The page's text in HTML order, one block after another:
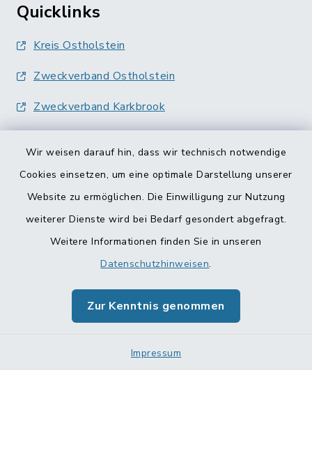
Wir weisen darauf hin, dass wir technisch notwendige
Cookies einsetzen, um eine optimale Darstellung unserer
Website zu ermöglichen. Die Einwilligung zur Nutzung
weiterer Dienste wird bei Bedarf gesondert abgefragt.
Weitere Informationen finden Sie in unseren
Datenschutzhinweisen.
Zur Kenntnis genommen
Impressum
Quicklinks
Kreis Ostholstein
Zweckverband Ostholstein
Zweckverband Karkbrook
Barrierefreiheit
Impressum
Sitemap